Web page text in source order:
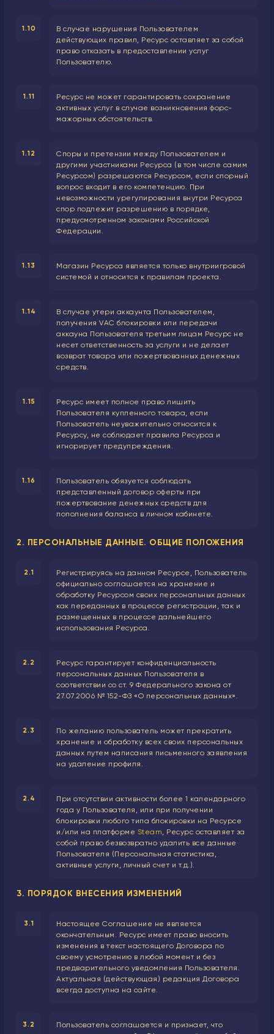
1.10
В случае нарушения Пользователем
действующих правил, Ресурс оставляет за собой
право отказать в предоставлении услуг
Пользователю.
1.11
Ресурс не может гарантировать сохранение
активных услуг в случае возникновения форс-
мажорных обстоятельств.
1.12
Споры и претензии между Пользователем и
другими участниками Ресурса (в том числе самим
Ресурсом) разрешаются Ресурсом, если спорный
вопрос входит в его компетенцию. При
невозможности урегулирования внутри Ресурса
спор подлежит разрешению в порядке,
предусмотренном законами Российской
Федерации.
1.13
Магазин Ресурса является только внутриигровой
системой и относится к правилам проекта.
1.14
В случае утери аккаунта Пользователем,
получения VAC блокировки или передачи
аккауна Пользователя третьим лицам Ресурс не
несет ответственность за услуги и не делает
возврат товара или пожертвованных денежных
средств.
1.15
Ресурс имеет полное право лишить
Пользователя купленного товара, если
Пользователь неуважительно относится к
Ресурсу, не соблюдает правила Ресурса и
игнорирует предупреждения.
1.16
Пользователь обязуется соблюдать
представленный договор оферты при
пожертвование денежных средств для
пополнения баланса в личном кабинете.
2. ПЕРСОНАЛЬНЫЕ ДАННЫЕ. ОБЩИЕ ПОЛОЖЕНИЯ
2.1
Регистрируясь на данном Ресурсе, Пользователь
официально соглашается на хранение и
обработку Ресурсом своих персональных данных
как переданных в процессе регистрации, так и
размещенных в процессе дальнейшего
использования Ресурса.
2.2
Ресурс гарантирует конфиденциальность
персональных данных Пользователя в
соответствии со ст. 9 Федерального закона от
27.07.2006 № 152-ФЗ «О персональных данных».
2.3
По желанию пользователь может прекратить
хранение и обработку всех своих персональных
данных путем написания письменного заявления
на удаление профиля.
2.4
При отсутствии активности более 1 календарного
года у Пользователя, или при получении
блокировки любого типа блокировки на Ресурсе
и/или на платформе Steam, Ресурс оставляет за
собой право безвозвратно удалить все данные
Пользователя (Персональная статистика,
активные услуги, личный счет и т.д.).
3. ПОРЯДОК ВНЕСЕНИЯ ИЗМЕНЕНИЙ
3.1
Настоящее Соглашение не является
окончательным. Ресурс имеет право вносить
изменения в текст настоящего Договора по
своему усмотрению в любой момент и без
предварительного уведомления Пользователя.
Актуальная (действующая) редакция Договора
всегда доступна на сайте.
3.2
Пользователь соглашается и признает, что